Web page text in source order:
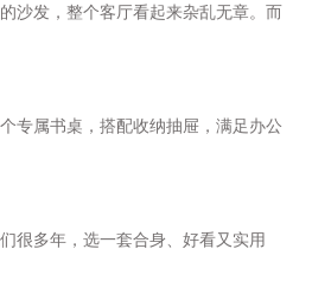
沙发，整个客厅看起来杂乱无章。而
专属书桌，搭配收纳抽屉，满足办公
很多年，选一套合身、好看又实用